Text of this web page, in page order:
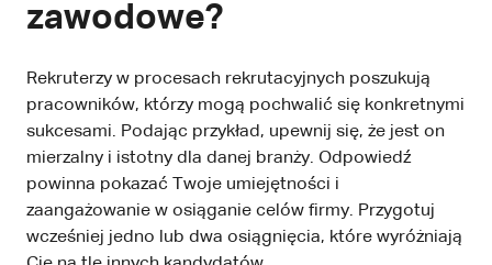
zawodowe?
Rekruterzy w procesach rekrutacyjnych poszukują
pracowników, którzy mogą pochwalić się konkretnymi
sukcesami. Podając przykład, upewnij się, że jest on
mierzalny i istotny dla danej branży. Odpowiedź
powinna pokazać Twoje umiejętności i
zaangażowanie w osiąganie celów firmy. Przygotuj
wcześniej jedno lub dwa osiągnięcia, które wyróżniają